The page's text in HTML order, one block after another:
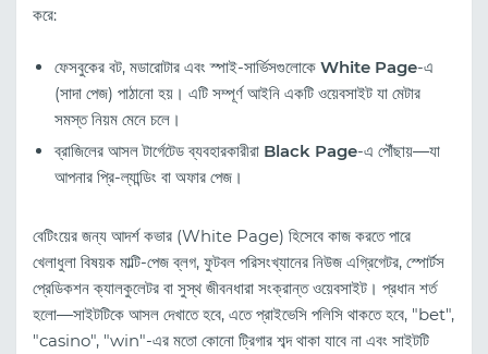
করে:
ফেসবুকের বট, মডারোটার এবং স্পাই-সার্ভিসগুলোকে White Page-এ
(সাদা পেজ) পাঠানো হয়। এটি সম্পূর্ণ আইনি একটি ওয়েবসাইট যা মেটার
সমস্ত নিয়ম মেনে চলে।
ব্রাজিলের আসল টার্গেটেড ব্যবহারকারীরা Black Page-এ পৌঁছায়—যা
আপনার প্রি-ল্যান্ডিং বা অফার পেজ।
বেটিংয়ের জন্য আদর্শ কভার (White Page) হিসেবে কাজ করতে পারে
খেলাধুলা বিষয়ক মাল্টি-পেজ ব্লগ, ফুটবল পরিসংখ্যানের নিউজ এগ্রিগেটর, স্পোর্টস
প্রেডিকশন ক্যালকুলেটর বা সুস্থ জীবনধারা সংক্রান্ত ওয়েবসাইট। প্রধান শর্ত
হলো—সাইটটিকে আসল দেখাতে হবে, এতে প্রাইভেসি পলিসি থাকতে হবে, "bet",
"casino", "win"-এর মতো কোনো ট্রিগার শব্দ থাকা যাবে না এবং সাইটটি